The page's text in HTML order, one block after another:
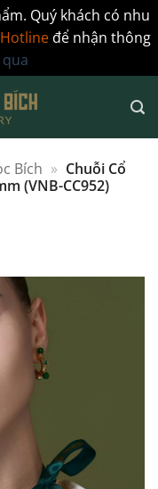
Quý khách có nhu
Hotlineđể nhận thông
qua
Bích » Chuỗi Cổ
(VNB-CC952)